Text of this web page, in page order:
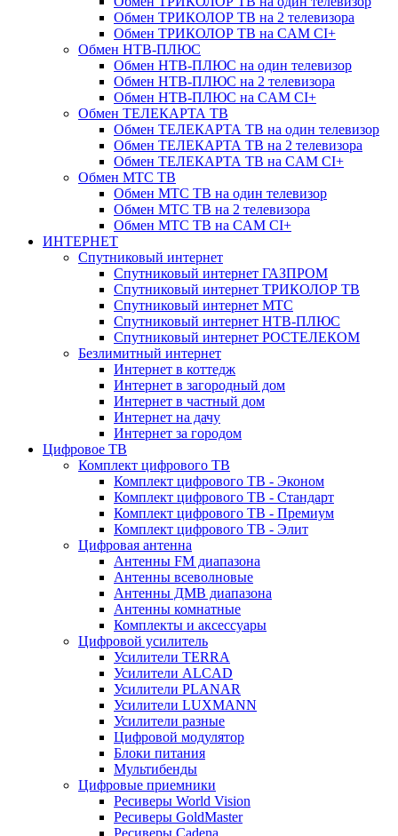
Обмен ТРИКОЛОР ТВ на 2 телевизора
Обмен ТРИКОЛОР ТВ на CAM CI+
Обмен НТВ-ПЛЮС
Обмен НТВ-ПЛЮС на один телевизор
Обмен НТВ-ПЛЮС на 2 телевизора
Обмен НТВ-ПЛЮС на CAM CI+
Обмен ТЕЛЕКАРТА ТВ
Обмен ТЕЛЕКАРТА ТВ на один телевизор
Обмен ТЕЛЕКАРТА ТВ на 2 телевизора
Обмен ТЕЛЕКАРТА ТВ на CAM CI+
Обмен МТС ТВ
Обмен МТС ТВ на один телевизор
Обмен МТС ТВ на 2 телевизора
Обмен МТС ТВ на CAM CI+
ИНТЕРНЕТ
Спутниковый интернет
Спутниковый интернет ГАЗПРОМ
Спутниковый интернет ТРИКОЛОР ТВ
Спутниковый интернет МТС
Спутниковый интернет НТВ-ПЛЮС
Спутниковый интернет РОСТЕЛЕКОМ
Безлимитный интернет
Интернет в коттедж
Интернет в загородный дом
Интернет в частный дом
Интернет на дачу
Интернет за городом
Цифровое ТВ
Комплект цифрового ТВ
Комплект цифрового ТВ - Эконом
Комплект цифрового ТВ - Стандарт
Комплект цифрового ТВ - Премиум
Комплект цифрового ТВ - Элит
Цифровая антенна
Антенны FM диапазона
Антенны всеволновые
Антенны ДМВ диапазона
Антенны комнатные
Комплекты и аксессуары
Цифровой усилитель
Усилители TERRA
Усилители ALCAD
Усилители PLANAR
Усилители LUXMANN
Усилители разные
Цифровой модулятор
Блоки питания
Мультибенды
Цифровые приемники
Ресиверы World Vision
Ресиверы GoldMaster
Ресиверы Cadena